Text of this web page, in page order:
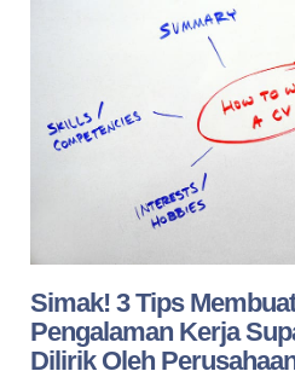
Simak! 3 Tips
Pengalaman Kerja
Dilirik Oleh